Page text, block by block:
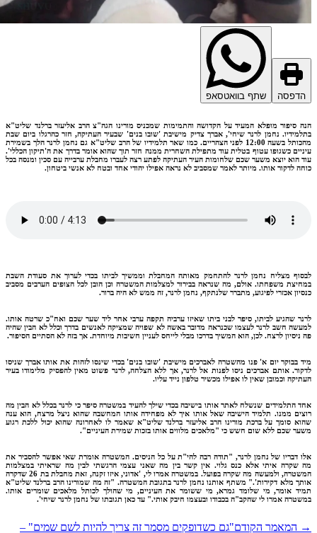
שתף בוואטסאפ
סיפור מופלא המעיד על הקדושה והתמימות שמכניס מורינו הגה"צ הרב אליעזר ברלנד שליט"א
נחמן לרנר שיחי', אברך צדיק מישיבת 'שובו בנים' שבעיר העתיקה, חזר כהרגלו ביום שבת
מהכותל בשעה 12:00 לפני הצהריים. כמו שאר תלמידיו של הרב שליט"א גם נחמן לרנר הלך בשמירת
כשגופו עטוף בטלית עוד מתפילת השחרית ממנה חזר תוך שהוא אומר בדרך את ה'תיקון הכללי'.
הוא יוצא משער שכם שלחומות העיר העתיקה לפתע רצה לעברו מחבלת ערבייה עם סכין ומנסה בכל
לדקור אותו. מיותר לאמר שמסביב לא נראה אפילו יהודי אחד ובטח לא אנשי ביטחון.
מצליח נחמן לרנר להתחמק מאותה המחבלת וממשיך לביתו בכדי לערוך את סעודת השבת
משפחתו. אולם, מה שנראה בבירור למצלמות המשטרה וכן הובן לכל הצופים הערבים מסביב
אכזרי לפיגוע, מתברר שלנתקף, נחמן לרנר, זה ממש לא היה ברור.
שהגיע לביתו, סיפר לבני ביתו שאיזו ערביה תקפה ערבי אחר ליד שער שכם ואח"כ שרטה אותו.
חשב לרנר לעצמו שכנראה מדובר באשה לא שפויה שמציקה לאנשים בדרך וכלל לא הבין שהיה
לרצח. לכן, הוא המשיך בדרכו מבלי לייחס לעניין חשיבות מיוחדת. אך בזה לא הסתיים הסיפור.
בבוקר יום א' פנו מהשטרה לאברכים מישיבת 'שובו בנים' בכדי שינסו לזהות את אותו אברך שניסו
אותם אברכים ניסו לפנות אל לרנר, אך ללא הצלחה, לרנר פשוט מאין להפסיק מלימודו בעיר
וכמובן שאין לו אפילו מכשיר טלפון נייד עליו.
התלמידים שנשלח לאתר אותו בישיבה בכדי שילך להעיד במשטרה סיפר כי לרנר בכלל לא הבין מה
ממנו. תלמיד הישיבה שאל אותו איך לא מפחידה אותו המחשבה שהוא ניצל מרצח, הוא ענה
סומך על ברכת מורינו הרב אליעזר ברלנד שליט"א שאמר לו לאחרונה שהוא יכול ללכת רגוע
שכם ללא שום חשש כי "מלאכים מלווים אותו בזכות שמירת העיניים".
דבריו של נחמן לרנר, "תודה רבה להי"ת על כל הניסים. המשטרה אומרת שאי אפשר להסביר את
שקרה איתי אלא כנס גלוי. אין קשר בין מה שאני עצמי הרגשתי לבין מה שראיתי במצלמות
המשטרה, ולמעשה מה שקרה בפועל. במשטרה אמרו לי, 'אדוני, איזו זקנה, זאת מחבלת בת 26 שדקרה
מלא דקירות'." משתף אותנו נחמן לרנר בתגובת המשטרה. "זה מה שמורינו הרב ברלנד שליט"א
אומר, מי שלומד גמרא, מי ששומר את העיניים, מי שהולך לכותל מלאכים שומרים אותו.
אמרו לי שהקב"ה בכבודו ובעצמו חיבק אותי." עד כאן תגובתו של נחמן לרנר שיחי'.
המאמר הקודם"גם כשדופקים מסמר זה צריך להיות לשם שמים" –